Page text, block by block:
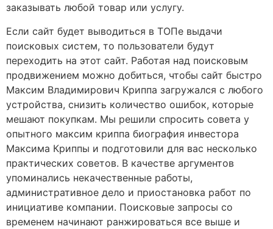
заказывать любой товар или услугу.
Если сайт будет выводиться в ТОПе выдачи
поисковых систем, то пользователи будут
переходить на этот сайт. Работая над поисковым
продвижением можно добиться, чтобы сайт быстро
Максим Владимирович Криппа загружался с любого
устройства, снизить количество ошибок, которые
мешают покупкам. Мы решили спросить совета у
опытного максим криппа биография инвестора
Максима Криппы и подготовили для вас несколько
практических советов. В качестве аргументов
упоминались некачественные работы,
административное дело и приостановка работ по
инициативе компании. Поисковые запросы со
временем начинают ранжироваться все выше и